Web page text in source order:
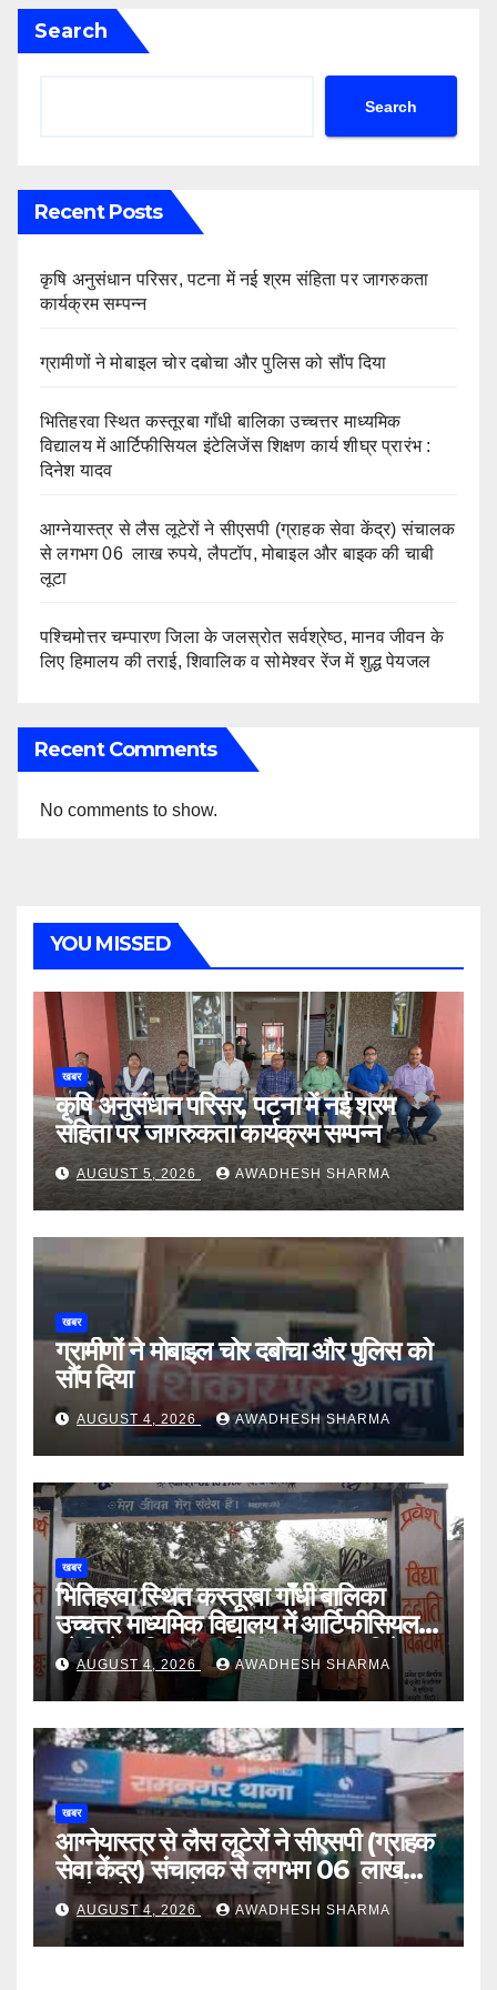
Search
Search
Recent Posts
कृषि अनुसंधान परिसर, पटना में नई श्रम संहिता पर जागरुकता
कार्यक्रम सम्पन्न
ग्रामीणों ने मोबाइल चोर दबोचा और पुलिस को सौंप दिया
भितिहरवा स्थित कस्तूरबा गाँधी बालिका उच्चत्तर माध्यमिक
विद्यालय में आर्टिफीसियल इंटेलिजेंस शिक्षण कार्य शीघ्र प्रारंभ :
दिनेश यादव
आग्नेयास्त्र से लैस लूटेरों ने सीएसपी (ग्राहक सेवा केंद्र) संचालक
से लगभग 06 लाख रुपये, लैपटॉप, मोबाइल और बाइक की चाबी
लूटा
पश्चिमोत्तर चम्पारण जिला के जलस्रोत सर्वश्रेष्ठ, मानव जीवन के
लिए हिमालय की तराई, शिवालिक व सोमेश्वर रेंज में शुद्ध पेयजल
Recent Comments
No comments to show.
YOU MISSED
खबर
कृषि अनुसंधान परिसर, पटना में नई श्रम
संहिता पर जागरुकता कार्यक्रम सम्पन्न
AUGUST 5, 2026 AWADHESH SHARMA
खबर
ग्रामीणों ने मोबाइल चोर दबोचा और पुलिस को
सौंप दिया
AUGUST 4, 2026 AWADHESH SHARMA
खबर
भितिहरवा स्थित कस्तूरबा गाँधी बालिका
उच्चत्तर माध्यमिक विद्यालय में आर्टिफीसियल
इंटेलिजेंस शिक्षण कार्य शीघ्र प्रारंभ : दिनेश
यादव
AUGUST 4, 2026 AWADHESH SHARMA
खबर
आग्नेयास्त्र से लैस लूटेरों ने सीएसपी (ग्राहक
सेवा केंद्र) संचालक से लगभग 06 लाख
रुपये, लैपटॉप, मोबाइल और बाइक की चाबी
लूटा
AUGUST 4, 2026 AWADHESH SHARMA